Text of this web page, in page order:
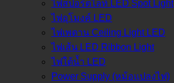
ไฟสปอร์ตไลท์ LED Spot Light
ไฟอุโมงค์ LED
ไฟเพดาน Ceiling Light LED
ไฟเส้น LED Ribbon Light
ไฟใต้น้ำ LED
Power Supply (หม้อแปลงไฟ)